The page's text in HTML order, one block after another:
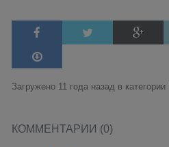
Загружено 11 года назад в категории
КОММЕНТАРИИ (0)